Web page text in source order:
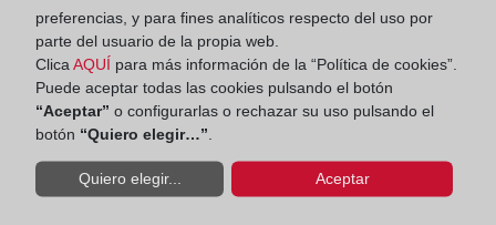
Otros municipios incluidos en el
distrito hipotecario
Aguasal
Alcazaren
preferencias, y para fines analíticos respecto del uso por
parte del usuario de la propia web.
Clica AQUÍ para más información de la “Política de cookies”.
Puede aceptar todas las cookies pulsando el botón
“Aceptar” o configurarlas o rechazar su uso pulsando el
botón “Quiero elegir…”
Quiero elegir... Aceptar